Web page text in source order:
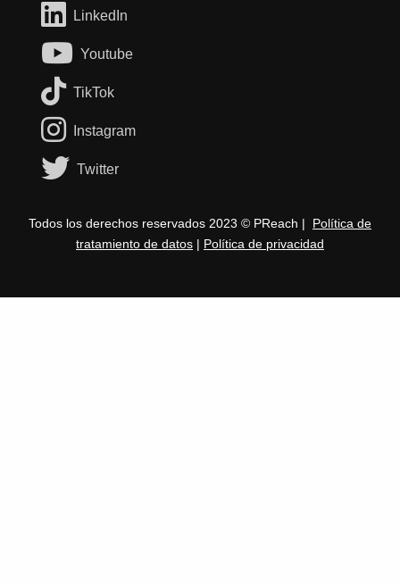
LinkedIn
Youtube
TikTok
Instagram
Twitter
Todos los derechos reservados 2023 © PReach | Política de
tratamiento de datos | Política de privacidad